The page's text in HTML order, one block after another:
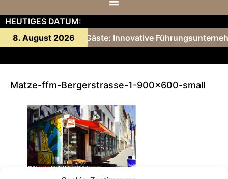
HEUTIGES DATUM:
8. August 2026
Gärtner und ihre Gäste: Innovative
Matze-ffm-Bergerstrasse-1-900×600-small